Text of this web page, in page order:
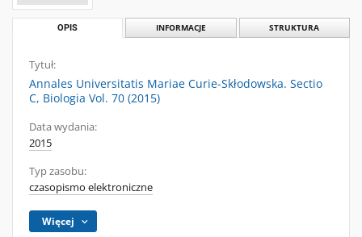
OPIS INFORMACJE STRUKTURA
Tytuł:
Annales Universitatis Mariae Curie-Skłodowska. Sectio
C, Biologia Vol. 70 (2015)
Data wydania:
2015
Typ zasobu:
czasopismo elektroniczne
Więcej